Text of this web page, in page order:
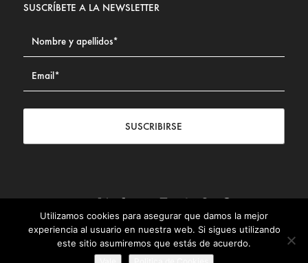
SUSCRÍBETE A LA NEWSLETTER
SUSCRIBIRSE
Contacto | Aviso legal | Política de privacidad | Política de
Cookies
© Fundación Civismo 2025
Utilizamos cookies para asegurar que damos la mejor
experiencia al usuario en nuestra web. Si sigues utilizando
este sitio asumiremos que estás de acuerdo.